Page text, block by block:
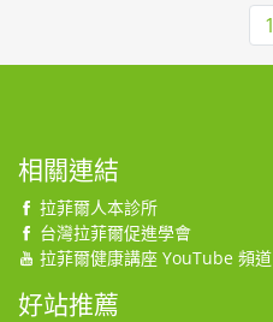
1
相關連結
拉菲爾人本診所
台灣拉菲爾促進學會
拉菲爾健康講座 YouTube 頻道
好站推薦